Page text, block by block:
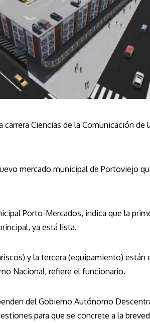
Ciencias de la Comunicación de
mercado municipal de Portoviejo
Porto-Mercados, indica que la
ya está lista.
y la tercera (equipamiento)
Nacional, refiere el funcionario.
del Gobierno Autónomo
para que se concrete a la